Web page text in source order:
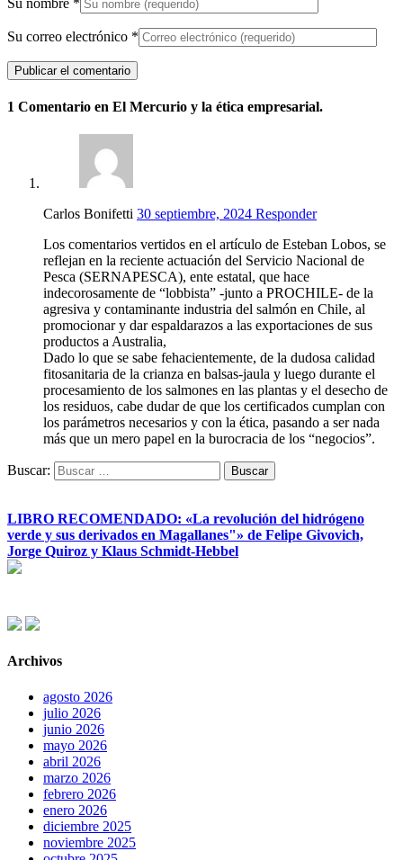
Su correo electrónico *
1 Comentario en El Mercurio y la ética empresarial.
Carlos Bonifetti 30 septiembre, 2024 Responder
Los comentarios vertidos en el artículo de Esteban Lobos, se
reflejan en la reciente actuación del Servicio Nacional de
Pesca (SERNAPESCA), ente estatal, que hace
indecorosamente de “lobbista” -junto a PROCHILE- de la
agresiva y contaminante industria del salmón en Chile, al
promocionar y dar espaldarazos a las exportaciones de sus
productos a Australia,
Dado lo que se sabe fehacientemente, de la dudosa calidad
fitosanitaria de la crianza en balsas-jaula y luego durante el
procesamiento de los salmones en las plantas y el desecho de
los residuos, cabe dudar de que los certificados cumplan con
los parámetros necesarios y con la ética, pasando a ser nada
más que un mero papel en la burocracia de los “negocios”.
Buscar:
LIBRO RECOMENDADO: «La revolución del hidrógeno
verde y sus derivados en Magallanes"» de Felipe Givovich,
Jorge Quiroz y Klaus Schmidt-Hebbel
Archivos
agosto 2026
julio 2026
junio 2026
mayo 2026
abril 2026
marzo 2026
febrero 2026
enero 2026
diciembre 2025
noviembre 2025